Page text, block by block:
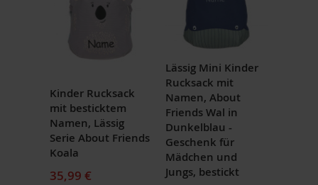
Kinder Rucksack
mit besticktem
Namen, Lässig
Serie About Friends
Koala
35,99 €
Lässig Mini Kinder
Rucksack mit
Namen, About
Friends Wal in
Dunkelblau -
Geschenk für
Mädchen und
Jungs, bestickt